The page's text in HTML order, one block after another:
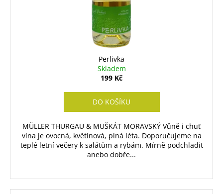
Perlivka
Skladem
199 Kč
DO KOŠÍKU
MÜLLER THURGAU & MUŠKÁT MORAVSKÝ Vůně i chuť
vína je ovocná, květinová, plná léta. Doporučujeme na
teplé letní večery k salátům a rybám. Mírně podchladit
anebo dobře...